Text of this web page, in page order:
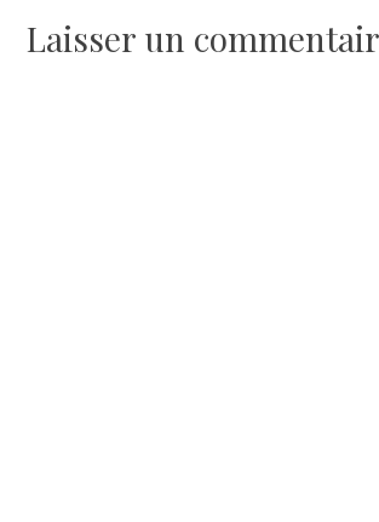
Laisser un